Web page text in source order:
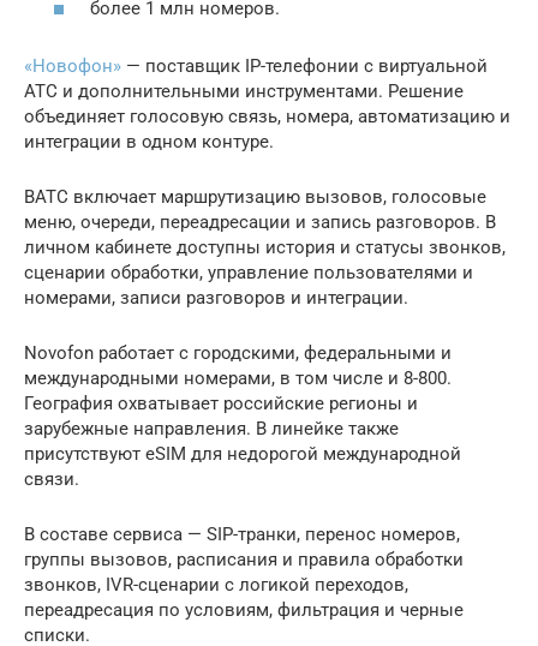
более 1 млн номеров.
«Новофон» — поставщик IP-телефонии с виртуальной
АТС и дополнительными инструментами. Решение
объединяет голосовую связь, номера, автоматизацию и
интеграции в одном контуре.
ВАТС включает маршрутизацию вызовов, голосовые
меню, очереди, переадресации и запись разговоров. В
личном кабинете доступны история и статусы звонков,
сценарии обработки, управление пользователями и
номерами, записи разговоров и интеграции.
Novofon работает с городскими, федеральными и
международными номерами, в том числе и 8-800.
География охватывает российские регионы и
зарубежные направления. В линейке также
присутствуют eSIM для недорогой международной
связи.
В составе сервиса — SIP-транки, перенос номеров,
группы вызовов, расписания и правила обработки
звонков, IVR-сценарии с логикой переходов,
переадресация по условиям, фильтрация и черные
списки.